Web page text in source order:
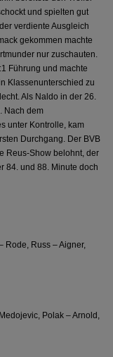
und spielten gut
verdiente Ausgleich
gekommen machte
nur zuschauten.
Führung und machte
Klassenunterschied zu
Als Naldo in der 26.
Nach dem
unter Kontrolle, kam
Durchgang. Der BVB
Reus-Show belohnt, der
84. und 88. Minute doch
Rode, Russ – Aigner,
Polak – Arnold,